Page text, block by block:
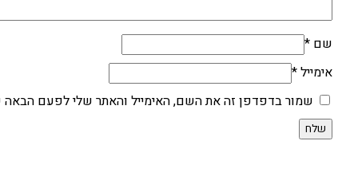
שם *
אימייל*
שמור בדפדפן זה את השם, האימייל והאתר שלי לפעם הבאה